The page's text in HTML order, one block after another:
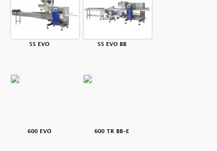
55 EVO 55 EVO BB
600 EVO 600 TR BB-E